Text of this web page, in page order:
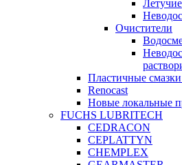
Летучие
Очистители
Пластичные
Renocast
Новые локальные
FUCHS LUBRITECH
CEDRACON
CEPLATTYN
CHEMPLEX